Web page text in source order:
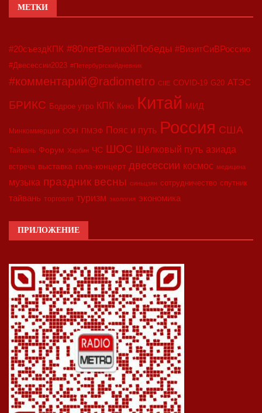
МЕТКИ
#20съездКПК #80летВеликойПобеды #ВизитСиВРоссию
#Двесессии2023 #Петербургскийдневник
#комментарий@radiometro CIIE COVID-19 G20 АТЭС
БРИКС Бодрое утро КПК Кино Китай МИД
Минкоммерции ООН ПМЭФ Пояс и путь Россия США
Тайвань Форум Харбин ЧС ШОС Шёлковый путь азиада
встреча выставка гала-концерт двесессии космос медицина
музыка праздник весны синьцзян сотрудничество спутник
тайвань торговля туризм экология экономика
ПРИЛОЖЕНИЕ